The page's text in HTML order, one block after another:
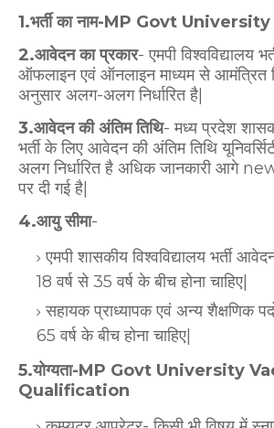
1.भर्ती का नाम-MP Govt
2.आवेदन का प्रकार- एमपी विश्वविद्यालय
ऑफलाइन एवं ऑनलाइन माध्यम से आमंत्रित
अनुसार अलग-अलग निर्धारित है|
3.आवेदन की अंतिम तिथि- मध्य प्रदेश
भर्ती के लिए आवेदन की अंतिम तिथि
अलग निर्धारित है अधिक जानकारी आगे
पर दी गई है|
4.आयु सीमा-
एमपी शासकीय विश्वविद्यालय भर्ती
18 वर्ष से 35 वर्ष के बीच होना चाहिए|
सहायक प्राध्यापक एवं अन्य शैक्षणिक
65 वर्ष के बीच होना चाहिए|
5.योग्यता-MP Govt University
Qualification